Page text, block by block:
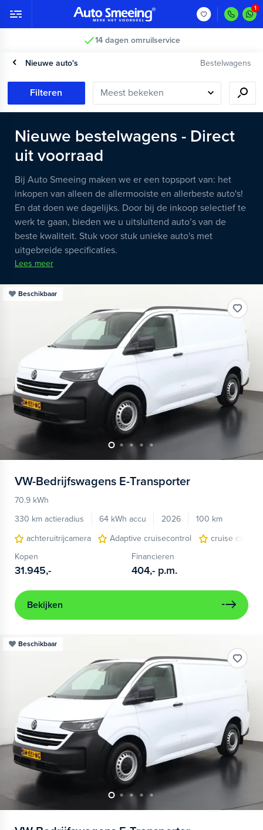
14 dagen omruilservice
Nieuwe auto's Bestelwagens
Filteren
Nieuwe bestelwagens - Direct
uit voorraad
Bij Auto Smeeing maken we er een topsport van: het
inkopen van alleen de allermooiste en allerbeste auto's!
En dat doen we dagelijks. Door bij de inkoop selectief te
werk te gaan, bieden we u uitsluitend auto’s van de
beste kwaliteit. Stuk voor stuk unieke auto's met
uitgebreide specificaties.
Lees meer
Beschikbaar
VW-Bedrijfswagens E-Transporter
70.9 kWh
330 km actieradius
64 kWh accu 2026
100 km
achteruitrijcamera
Adaptive cruisecontrol
cruise control
Kopen
31.945,-
Financieren
404,- p.m.
Bekijken
Beschikbaar